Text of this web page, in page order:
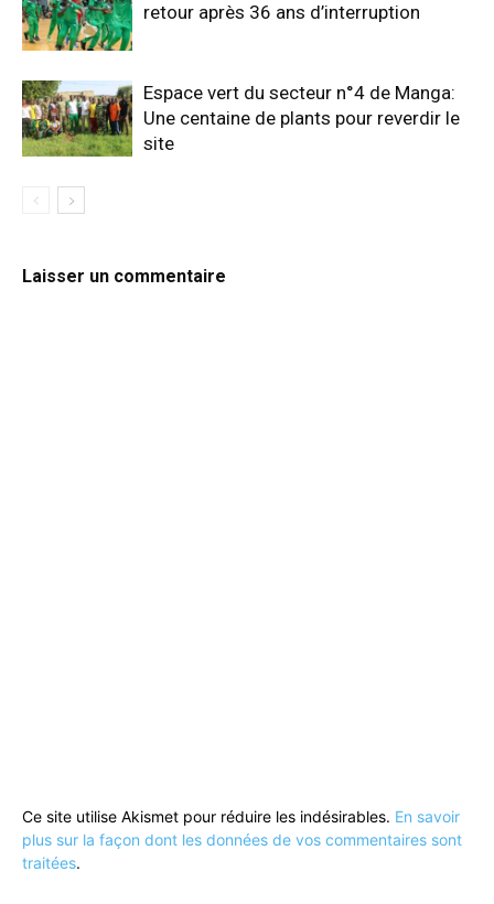
retour après 36 ans d’interruption
Espace vert du secteur n°4 de Manga:
Une centaine de plants pour reverdir le
site
Laisser un commentaire
Ce site utilise Akismet pour réduire les indésirables. En savoir
plus sur la façon dont les données de vos commentaires sont
traitées.